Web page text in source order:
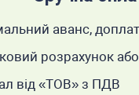
аванс,
розрахунок
від «ТОВ» з ПДВ